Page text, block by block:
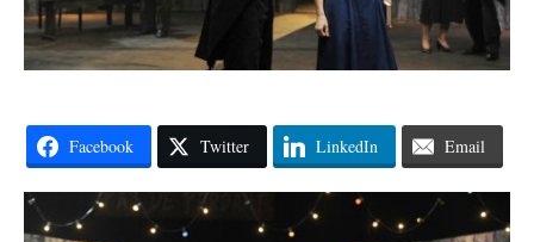
Facebook Twitter LinkedIn Email